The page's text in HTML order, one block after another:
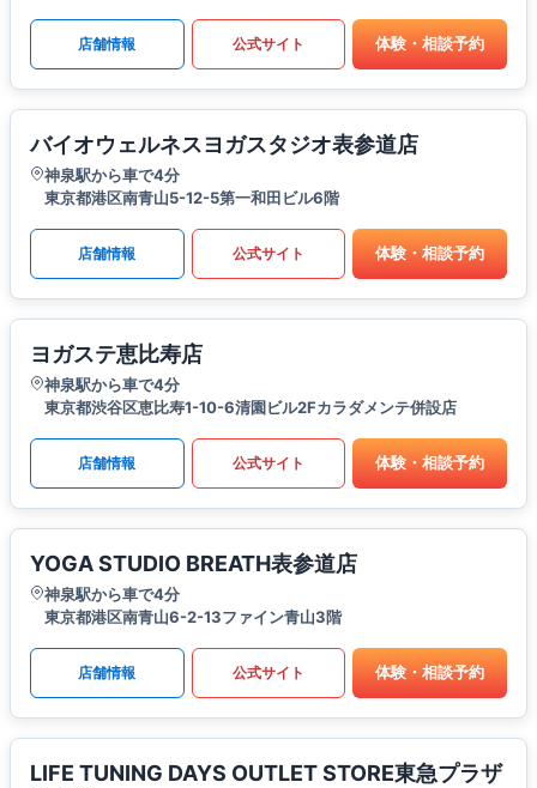
店舗情報 公式サイト 体験・相談予約
バイオウェルネスヨガスタジオ表参道店
神泉駅から車で4分
東京都港区南青山5-12-5第一和田ビル6階
店舗情報 公式サイト 体験・相談予約
ヨガステ恵比寿店
神泉駅から車で4分
東京都渋谷区恵比寿1-10-6清園ビル2Fカラダメンテ併設店
店舗情報 公式サイト 体験・相談予約
YOGA STUDIO BREATH表参道店
神泉駅から車で4分
東京都港区南青山6-2-13ファイン青山3階
店舗情報 公式サイト 体験・相談予約
LIFE TUNING DAYS OUTLET STORE東急プラザ